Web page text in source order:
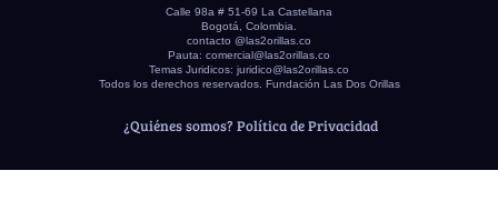
Calle 98a # 51-69 La Castellana
Bogotá, Colombia.
contacto @las2orillas.co
Pauta: comercial@las2orillas.co
Temas Juridicos: juridico@las2orillas.co
Todos los derechos reservados. Fundación Las Dos Orillas
¿Quiénes somos? Política de Privacidad